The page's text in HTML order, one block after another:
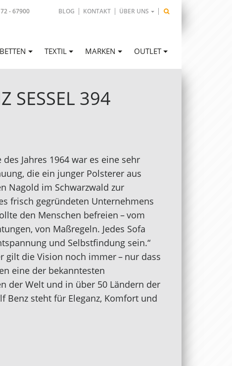
- 67900 BLOG KONTAKT ÜBER UNS
BETTEN TEXTIL MARKEN OUTLET
SESSEL 394
Jahres 1964 war es eine sehr
die ein junger Polsterer aus
Nagold im Schwarzwald zur
frisch gegründeten Unternehmens
den Menschen befreien – vom
von Maßregeln. Jedes Sofa
und Selbstfindung sein.“
gilt die Vision noch immer – nur dass
eine der bekanntesten
der Welt und in über 50 Ländern der
Benz steht für Eleganz, Komfort und